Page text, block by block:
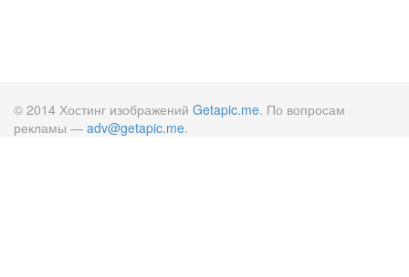
© 2014 Хостинг изображений Getapic.me. По вопросам
рекламы — adv@getapic.me.